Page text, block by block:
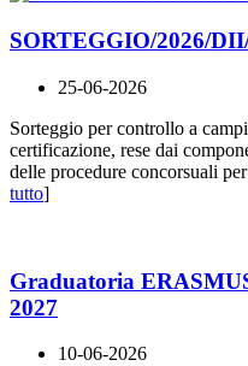
SORTEGGIO/2026/
25-06-2026
Sorteggio per controllo a
certificazione, rese dai
delle procedure concorsuali
tutto]
Graduatoria
2027
10-06-2026